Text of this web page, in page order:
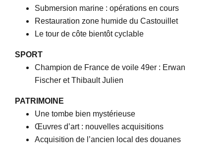
Submersion marine : opérations en cours
Restauration zone humide du Castouillet
Le tour de côte bientôt cyclable
SPORT
Champion de France de voile 49er : Erwan
Fischer et Thibault Julien
PATRIMOINE
Une tombe bien mystérieuse
Œuvres d’art : nouvelles acquisitions
Acquisition de l’ancien local des douanes